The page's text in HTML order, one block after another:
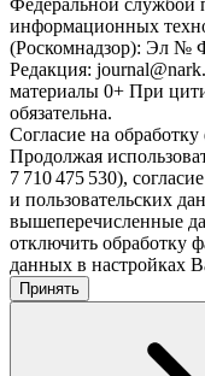
Федеральной службой
информационных
(Роскомнадзор): Эл №
Редакция:
материалы 0+ При
обязательна.
Согласие на
Продолжая
7 710 475 530),
и пользовательских
вышеперечисленные
отключить обработку
данных в настройках
Принять